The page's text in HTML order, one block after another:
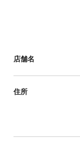
店舗名
住所